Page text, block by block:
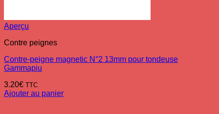
Aperçu
Contre peignes
Contre-peigne magnetic N°2 13mm pour tondeuse
Gammapiu
3.20€ TTC
Ajouter au panier